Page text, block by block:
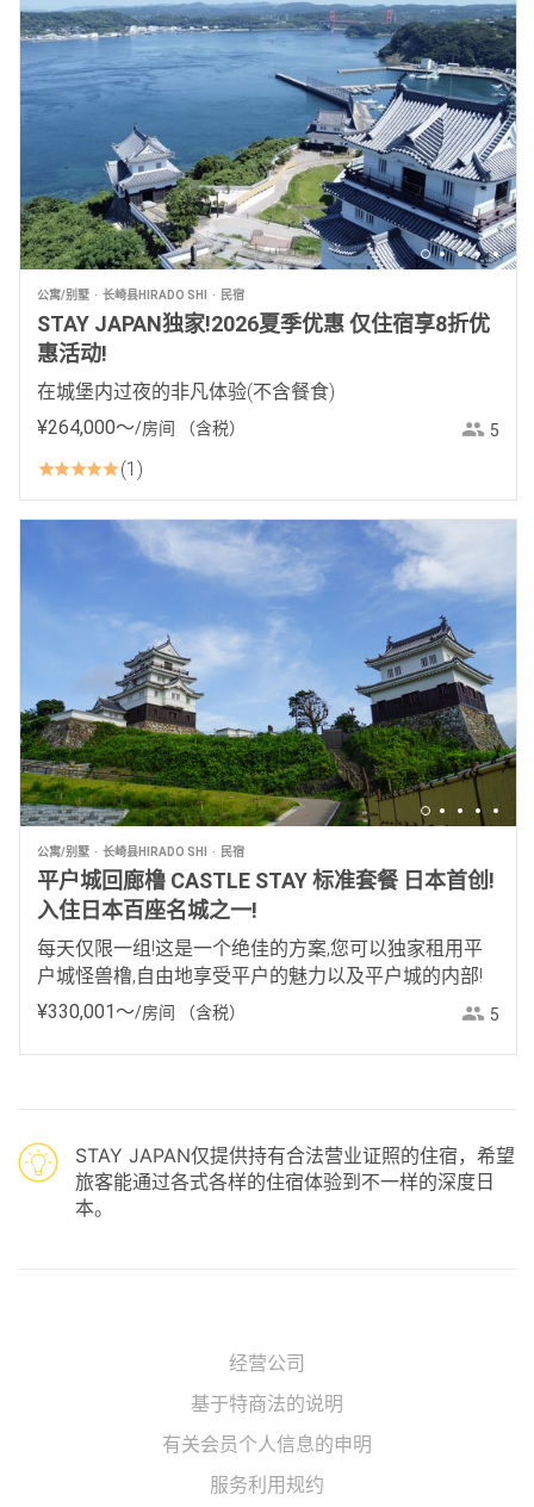
公寓/别墅 长崎县HIRADO SHI 民宿
STAY JAPAN独家!2026夏季优惠 仅住宿享8折优
惠活动!
在城堡内过夜的非凡体验(不含餐食)
¥264,000〜/房间 （含税） 5
1
公寓/别墅 长崎县HIRADO SHI 民宿
平户城回廊橹 CASTLE STAY 标准套餐 日本首创!
入住日本百座名城之一!
每天仅限一组!这是一个绝佳的方案,您可以独家租用平
户城怪兽橹,自由地享受平户的魅力以及平户城的内部!
¥330,001〜/房间 （含税） 5
STAY JAPAN仅提供持有合法营业证照的住宿，希望
旅客能通过各式各样的住宿体验到不一样的深度日
本。
经营公司
基于特商法的说明
有关会员个人信息的申明
服务利用规约